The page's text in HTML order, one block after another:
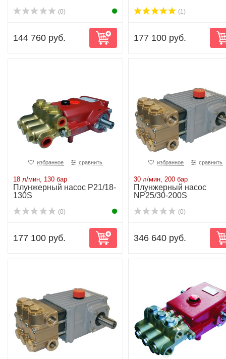
(0)
144 760 руб.
(1)
177 100 руб.
избранное сравнить
18 л/мин, 130 бар
Плунжерный насос P21/18-
130S
(0)
177 100 руб.
избранное сравнить
30 л/мин, 200 бар
Плунжерный насос
NP25/30-200S
(0)
346 640 руб.